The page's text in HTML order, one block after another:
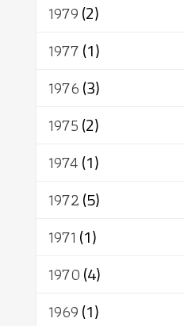
1979(2)
1977(1)
1976(3)
1975(2)
1974(1)
1972(5)
1971 (1)
1970(4)
1969(1)